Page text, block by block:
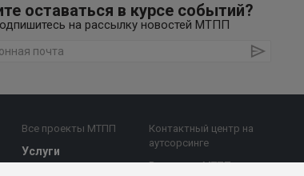
оставаться в курсе событий?
на рассылку новостей МТПП
Все проекты МТПП
Услуги
Контактный центр на
аутсорсинге
Все услуги МТПП